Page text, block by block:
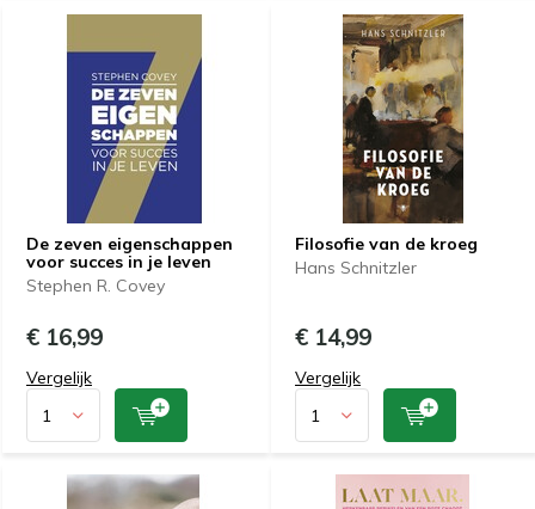
De zeven eigenschappen
voor succes in je leven
Stephen R. Covey
€ 16,99
Vergelijk
Filosofie van de kroeg
Hans Schnitzler
€ 14,99
Vergelijk